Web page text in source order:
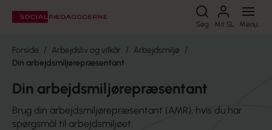
Søg Mit SL Menu
Søg
Forside Arbejdsliv og vilkår
Arbejdsmiljø
Din arbejdsmiljørepræsentant
Din arbejdsmiljørepræsentant
Brug din arbejdsmiljørepræsentant (AMR), hvis du har
spørgsmål til arbejdsmiljøet.